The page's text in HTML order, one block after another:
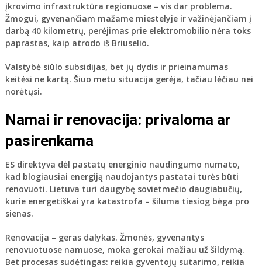
įkrovimo infrastruktūra regionuose – vis dar problema.
Žmogui, gyvenančiam mažame miestelyje ir važinėjančiam į
darbą 40 kilometrų, perėjimas prie elektromobilio nėra toks
paprastas, kaip atrodo iš Briuselio.
Valstybė siūlo subsidijas, bet jų dydis ir prieinamumas
keitėsi ne kartą. Šiuo metu situacija gerėja, tačiau lėčiau nei
norėtųsi.
Namai ir renovacija: privaloma ar
pasirenkama
ES direktyva dėl pastatų energinio naudingumo numato,
kad blogiausiai energiją naudojantys pastatai turės būti
renovuoti. Lietuva turi daugybę sovietmečio daugiabučių,
kurie energetiškai yra katastrofa – šiluma tiesiog bėga pro
sienas.
Renovacija – geras dalykas. Žmonės, gyvenantys
renovuotuose namuose, moka gerokai mažiau už šildymą.
Bet procesas sudėtingas: reikia gyventojų sutarimo, reikia